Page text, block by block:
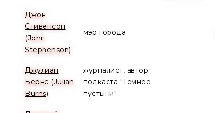
Джон
Стивенсон
(John
Stephenson)
мэр города
Джулиан
Бёрнс (Julian
Burns)
журналист, автор
подкаста "Темнее
пустыни"